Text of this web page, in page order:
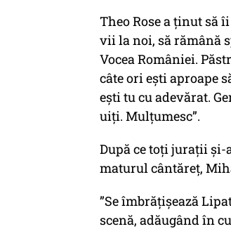
Theo Rose a ținut să
vii la noi, să rămână
Vocea României.
câte ori ești aproape
ești tu cu adevărat.
uiți. Mulțumesc”.
După ce toți jurații și-
maturul cântăreț,
”Se îmbrățișează
scenă, adăugând în